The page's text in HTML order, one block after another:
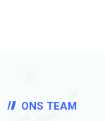
ONS TEAM